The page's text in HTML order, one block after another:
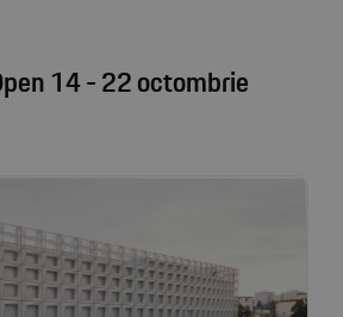
14 - 22 octombrie